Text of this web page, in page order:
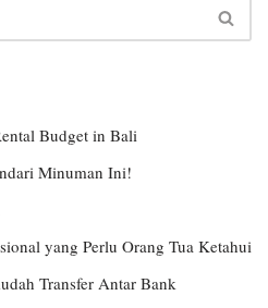
Budget in Bali
Minuman Ini!
yang Perlu Orang Tua Ketahui
Transfer Antar Bank